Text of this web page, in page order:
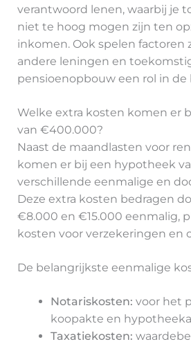
verantwoord lenen, waarbij je
niet te hoog mogen zijn ten
inkomen. Ook spelen factoren
andere leningen en
pensioenopbouw een rol in de
Welke extra kosten komen er
van €400.000?
Naast de maandlasten voor
komen er bij een hypotheek
verschillende eenmalige en
Deze extra kosten bedragen
€8.000 en €15.000 eenmalig,
kosten voor verzekeringen en
De belangrijkste eenmalige
Notariskosten: voor het
koopakte en
Taxatiekosten: